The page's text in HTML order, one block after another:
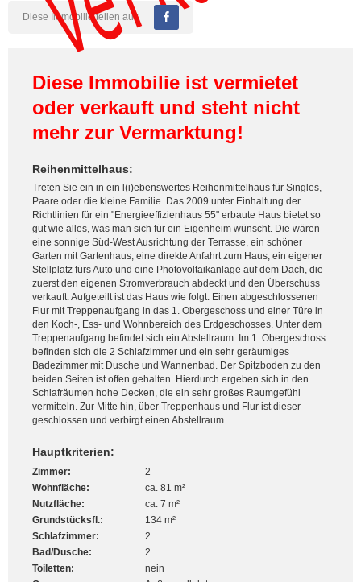
Diese Immobilie teilen auf:
Diese Immobilie ist vermietet
oder verkauft und steht nicht
mehr zur Vermarktung!
Reihenmittelhaus:
Treten Sie ein in ein l(i)ebenswertes Reihenmittelhaus für Singles,
Paare oder die kleine Familie. Das 2009 unter Einhaltung der
Richtlinien für ein "Energieeffizienhaus 55" erbaute Haus bietet so
gut wie alles, was man sich für ein Eigenheim wünscht. Die wären
eine sonnige Süd-West Ausrichtung der Terrasse, ein schöner
Garten mit Gartenhaus, eine direkte Anfahrt zum Haus, ein eigener
Stellplatz fürs Auto und eine Photovoltaikanlage auf dem Dach, die
zuerst den eigenen Stromverbrauch abdeckt und den Überschuss
verkauft. Aufgeteilt ist das Haus wie folgt: Einen abgeschlossenen
Flur mit Treppenaufgang in das 1. Obergeschoss und einer Türe in
den Koch-, Ess- und Wohnbereich des Erdgeschosses. Unter dem
Treppenaufgang befindet sich ein Abstellraum. Im 1. Obergeschoss
befinden sich die 2 Schlafzimmer und ein sehr geräumiges
Badezimmer mit Dusche und Wannenbad. Der Spitzboden zu den
beiden Seiten ist offen gehalten. Hierdurch ergeben sich in den
Schlafräumen hohe Decken, die ein sehr großes Raumgefühl
vermitteln. Zur Mitte hin, über Treppenhaus und Flur ist dieser
geschlossen und verbirgt einen Abstellraum.
Hauptkriterien:
Zimmer:
2
Wohnfläche:
ca. 81 m²
Nutzfläche:
ca. 7 m²
Grundstücksfl.:
134 m²
Schlafzimmer:
2
Bad/Dusche:
2
Toiletten:
nein